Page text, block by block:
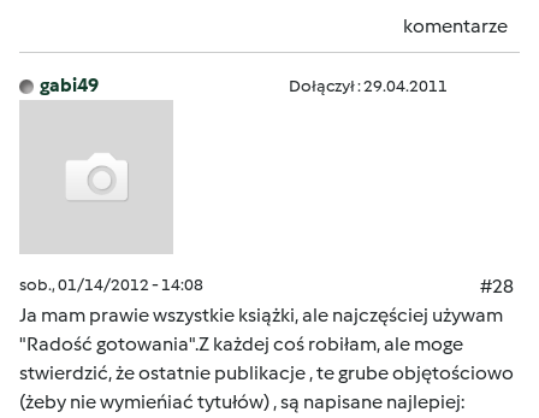
komentarze
gabi49 Dołączył : 29.04.2011
sob., 01/14/2012 - 14:08
#28
Ja mam prawie wszystkie książki, ale najczęściej używam
"Radość gotowania".Z każdej coś robiłam, ale moge
stwierdzić, że ostatnie publikacje , te grube objętościowo
(żeby nie wymieńiać tytułów) , są napisane najlepiej: